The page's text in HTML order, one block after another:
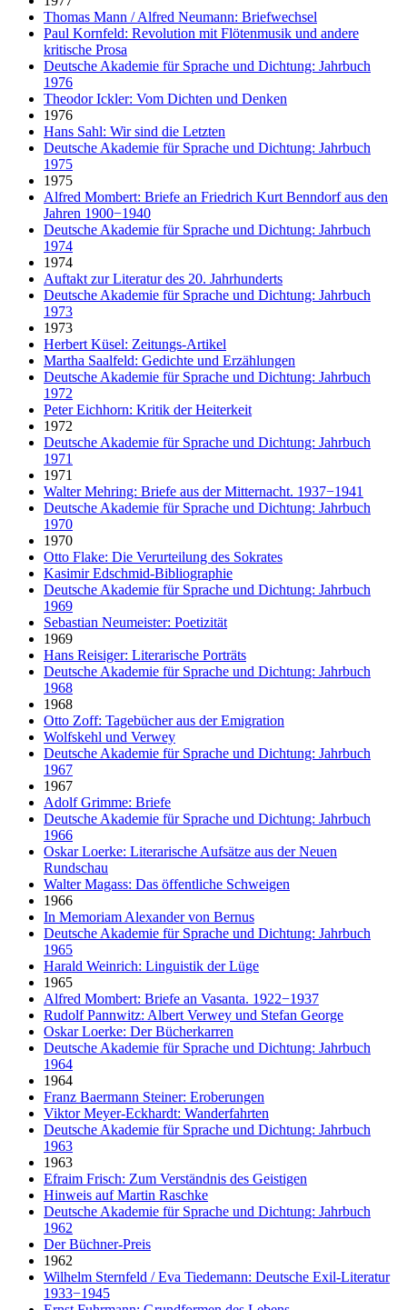
Thomas Mann / Alfred Neumann: Briefwechsel
Paul Kornfeld: Revolution mit Flötenmusik und andere
kritische Prosa
Deutsche Akademie für Sprache und Dichtung: Jahrbuch
1976
Theodor Ickler: Vom Dichten und Denken
1976
Hans Sahl: Wir sind die Letzten
Deutsche Akademie für Sprache und Dichtung: Jahrbuch
1975
1975
Alfred Mombert: Briefe an Friedrich Kurt Benndorf aus den
Jahren 1900−1940
Deutsche Akademie für Sprache und Dichtung: Jahrbuch
1974
1974
Auftakt zur Literatur des 20. Jahrhunderts
Deutsche Akademie für Sprache und Dichtung: Jahrbuch
1973
1973
Herbert Küsel: Zeitungs-Artikel
Martha Saalfeld: Gedichte und Erzählungen
Deutsche Akademie für Sprache und Dichtung: Jahrbuch
1972
Peter Eichhorn: Kritik der Heiterkeit
1972
Deutsche Akademie für Sprache und Dichtung: Jahrbuch
1971
1971
Walter Mehring: Briefe aus der Mitternacht. 1937−1941
Deutsche Akademie für Sprache und Dichtung: Jahrbuch
1970
1970
Otto Flake: Die Verurteilung des Sokrates
Kasimir Edschmid-Bibliographie
Deutsche Akademie für Sprache und Dichtung: Jahrbuch
1969
Sebastian Neumeister: Poetizität
1969
Hans Reisiger: Literarische Porträts
Deutsche Akademie für Sprache und Dichtung: Jahrbuch
1968
1968
Otto Zoff: Tagebücher aus der Emigration
Wolfskehl und Verwey
Deutsche Akademie für Sprache und Dichtung: Jahrbuch
1967
1967
Adolf Grimme: Briefe
Deutsche Akademie für Sprache und Dichtung: Jahrbuch
1966
Oskar Loerke: Literarische Aufsätze aus der Neuen
Rundschau
Walter Magass: Das öffentliche Schweigen
1966
In Memoriam Alexander von Bernus
Deutsche Akademie für Sprache und Dichtung: Jahrbuch
1965
Harald Weinrich: Linguistik der Lüge
1965
Alfred Mombert: Briefe an Vasanta. 1922−1937
Rudolf Pannwitz: Albert Verwey und Stefan George
Oskar Loerke: Der Bücherkarren
Deutsche Akademie für Sprache und Dichtung: Jahrbuch
1964
1964
Franz Baermann Steiner: Eroberungen
Viktor Meyer-Eckhardt: Wanderfahrten
Deutsche Akademie für Sprache und Dichtung: Jahrbuch
1963
1963
Efraim Frisch: Zum Verständnis des Geistigen
Hinweis auf Martin Raschke
Deutsche Akademie für Sprache und Dichtung: Jahrbuch
1962
Der Büchner-Preis
1962
Wilhelm Sternfeld / Eva Tiedemann: Deutsche Exil-Literatur
1933−1945